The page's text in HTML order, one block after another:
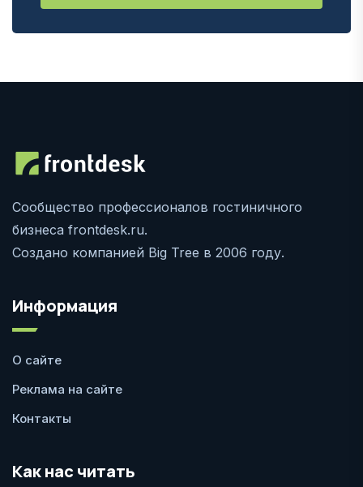
Сообщество профессионалов гостиничного
бизнеса frontdesk.ru.
Создано компанией Big Tree в 2006 году.
Информация
О сайте
Реклама на сайте
Контакты
Как нас читать